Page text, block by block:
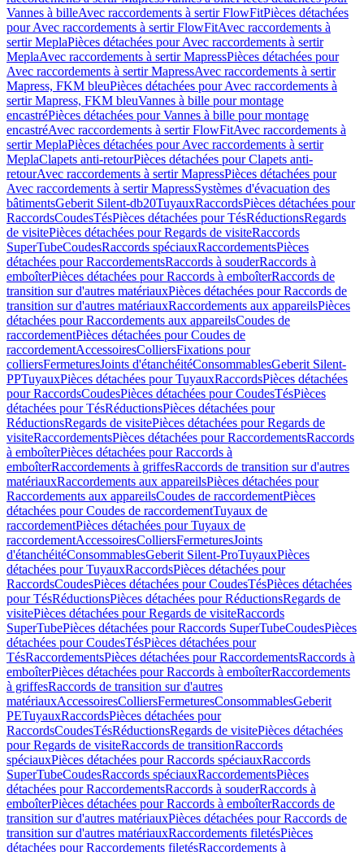
Vannes à billeAvec raccordements à sertir FlowFitPièces détachées
pour Avec raccordements à sertir FlowFitAvec raccordements à
sertir MeplaPièces détachées pour Avec raccordements à sertir
MeplaAvec raccordements à sertir MapressPièces détachées pour
Avec raccordements à sertir MapressAvec raccordements à sertir
Mapress, FKM bleuPièces détachées pour Avec raccordements à
sertir Mapress, FKM bleuVannes à bille pour montage
encastréPièces détachées pour Vannes à bille pour montage
encastréAvec raccordements à sertir FlowFitAvec raccordements à
sertir MeplaPièces détachées pour Avec raccordements à sertir
MeplaClapets anti-retourPièces détachées pour Clapets anti-
retourAvec raccordements à sertir MapressPièces détachées pour
Avec raccordements à sertir MapressSystèmes d'évacuation des
bâtimentsGeberit Silent-db20TuyauxRaccordsPièces détachées pour
RaccordsCoudesTésPièces détachées pour TésRéductionsRegards
de visitePièces détachées pour Regards de visiteRaccords
SuperTubeCoudesRaccords spéciauxRaccordementsPièces
détachées pour RaccordementsRaccords à souderRaccords à
emboîterPièces détachées pour Raccords à emboîterRaccords de
transition sur d'autres matériauxPièces détachées pour Raccords de
transition sur d'autres matériauxRaccordements aux appareilsPièces
détachées pour Raccordements aux appareilsCoudes de
raccordementPièces détachées pour Coudes de
raccordementAccessoiresColliersFixations pour
colliersFermeturesJoints d'étanchéitéConsommablesGeberit Silent-
PPTuyauxPièces détachées pour TuyauxRaccordsPièces détachées
pour RaccordsCoudesPièces détachées pour CoudesTésPièces
détachées pour TésRéductionsPièces détachées pour
RéductionsRegards de visitePièces détachées pour Regards de
visiteRaccordementsPièces détachées pour RaccordementsRaccords
à emboîterPièces détachées pour Raccords à
emboîterRaccordements à griffesRaccords de transition sur d'autres
matériauxRaccordements aux appareilsPièces détachées pour
Raccordements aux appareilsCoudes de raccordementPièces
détachées pour Coudes de raccordementTuyaux de
raccordementPièces détachées pour Tuyaux de
raccordementAccessoiresColliersFermeturesJoints
d'étanchéitéConsommablesGeberit Silent-ProTuyauxPièces
détachées pour TuyauxRaccordsPièces détachées pour
RaccordsCoudesPièces détachées pour CoudesTésPièces détachées
pour TésRéductionsPièces détachées pour RéductionsRegards de
visitePièces détachées pour Regards de visiteRaccords
SuperTubePièces détachées pour Raccords SuperTubeCoudesPièces
détachées pour CoudesTésPièces détachées pour
TésRaccordementsPièces détachées pour RaccordementsRaccords à
emboîterPièces détachées pour Raccords à emboîterRaccordements
à griffesRaccords de transition sur d'autres
matériauxAccessoiresColliersFermeturesConsommablesGeberit
PETuyauxRaccordsPièces détachées pour
RaccordsCoudesTésRéductionsRegards de visitePièces détachées
pour Regards de visiteRaccords de transitionRaccords
spéciauxPièces détachées pour Raccords spéciauxRaccords
SuperTubeCoudesRaccords spéciauxRaccordementsPièces
détachées pour RaccordementsRaccords à souderRaccords à
emboîterPièces détachées pour Raccords à emboîterRaccords de
transition sur d'autres matériauxPièces détachées pour Raccords de
transition sur d'autres matériauxRaccordements filetésPièces
détachées pour Raccordements filetésRaccordements à